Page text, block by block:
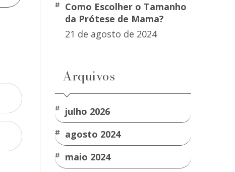
Como Escolher o Tamanho
da Prótese de Mama?
21 de agosto de 2024
Arquivos
julho 2026
agosto 2024
maio 2024